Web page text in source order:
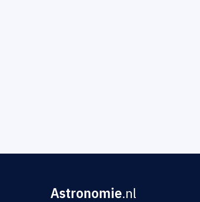
Astronomie.nl